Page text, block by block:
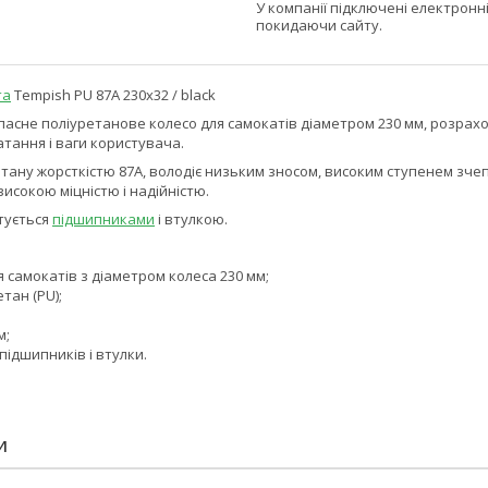
У компанії підключені
покидаючи сайту.
Tempish PU 87A 230x32 / black
поліуретанове колесо для самокатів діаметром 230 мм,
і ваги користувача.
жорсткістю 87А, володіє низьким зносом, високим ступенем
міцністю і надійністю.
підшипниками і втулкою.
з діаметром колеса 230 мм;
(PU);
і втулки.